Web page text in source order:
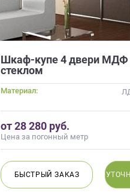
Шкаф-купе 4 двери
стеклом
Материал:
от 28 280 руб.
Цена за погонный метр
БЫСТРЫЙЗАКАЗ